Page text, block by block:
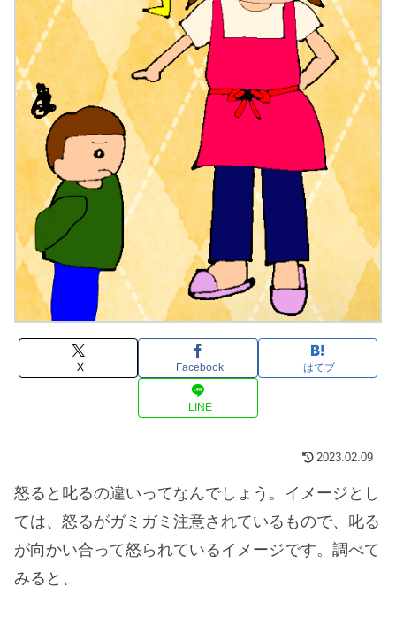
X Facebook はてブ
LINE
2023.02.09
怒ると叱るの違いってなんでしょう。イメージとし
ては、怒るがガミガミ注意されているもので、叱る
が向かい合って怒られているイメージです。調べて
みると、